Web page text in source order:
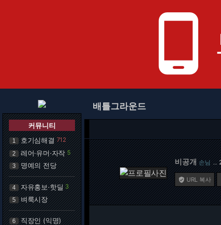
phone_android
커뮤니티
1 호기심해결 712
2 레어·유머·자작 5
3 명예의 전당
4 자유홍보·핫딜 3
5 벼룩시장
6 직장인 (익명)
배틀그라운드
비공개 손님 …
 URL 복사